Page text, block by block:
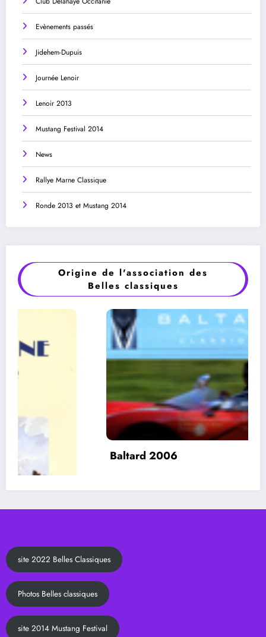
Evènements passés
Jidehem-Dupuis
Journée Lenoir
Lenoir 2013
Mustang Festival 2014
News
Rallye Marne Classique
Ronde 2013 et Mustang 2014
Origine de l'association des
Belles classiques
site 2022 Belles Classiques
Photos Belles classiques
site 2014 Mustang Festival